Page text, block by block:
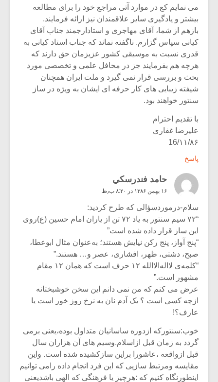
می نمایم کع در موارد آتی مراجع خود را برای مطالعه
بیشتر و یادگیری سایر علاقمندان نیز ارائه فرمایند.
بازهم از شما، آقای مهاجری و استادارجمند جناب آقای
کیانی سپاس گزارم. ناگفته نماند که جناب استاد کیانی به
قدری نسبت به موسیقی کشور عزیزمان حق دارند که
هرچه هم بفرمایند جز در محافل علمی و تخصصی مورد
بحث و بررسی قرار نمی گیرد و ملت ایران همچنان
شیفته زیبایی های کار حرفه ای ایشان به ویژه در ساز
سنتور خواهند بود.
با تقدیم احترام
علیرضا غفاری
16/۱۱/۸۶
پاسخ
حامد فندرسكي
۱۶ بهمن ۱۳۸۶ در ۸:۲۰ ب٫ظ
سلام-درموردسؤالی که طرح کردید:
“۷۲ سیم سنتور به یاد ۷۲ تن از یاران امام حسین (ع)روی
این ساز قرار داده شده است”
“پنج آواز، پنج رکن نیایش هستند؛ به‌عنوان مثال ابوعطا،
صبح، دشتی، ظهر، افشاری، عصر و… هستند.”
“کلمه‌ی لااله‌الا‌الله ۱۲ حرف است که همان ۱۲ مقام
مشهور است.”
عرض می کنم که من نمی دانم این سخن خوشبختانه
ازچه کسی است ؟ یک آدم نان به نرخ روز خور است یا
عارف؟!
خوب:سنتورکه ازدوره ساسانیان متداول بوده،یعنی برمی
گردد به زمان قبل ازاسلام.وسیم های آن هزاران سال
قبل ازواقعه ،عاشورا براین سازکشیده شده است. واین
مقایسه ومرتبط سازیی که این فرد انجام داده رامی توانیم
اینطورنگاه کنیم که :هرچیز یا فرهنگی که الهی باشدیعنی